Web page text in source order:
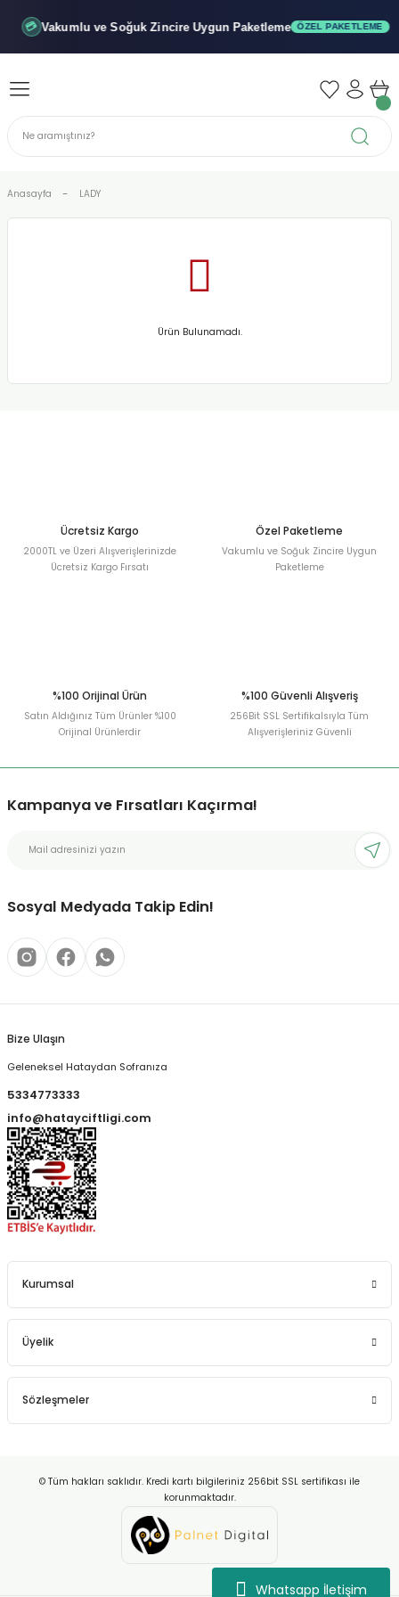
Whatsapp İletişim
💳 Vakumlu ve SoğukZincire Uygun Paketleme ÖZEL PAKETLEME
Geri Dön
Geri Dön
Geri Dön
Anasayfa LADY
Ürün Bulunamadı.
Ücretsiz Kargo
2000TL ve Üzeri Alışverişlerinizde
Ücretsiz Kargo Fırsatı
Özel Paketleme
Vakumlu ve Soğuk Zincire Uygun
Paketleme
%100 Orijinal Ürün
Satın Aldığınız Tüm Ürünler %100
Orijinal Ürünlerdir
%100 Güvenli Alışveriş
256Bit SSL Sertifikalsıyla Tüm
Alışverişleriniz Güvenli
Kampanya ve Fırsatları Kaçırma!
Sosyal Medyada Takip Edin!
Bize Ulaşın
Geleneksel Hataydan Sofranıza
5334773333
info@hatayciftligi.com
Kurumsal
Üyelik
Sözleşmeler
© Tüm hakları saklıdır. Kredi kartı bilgileriniz 256bit SSL sertifikası ile
korunmaktadır.